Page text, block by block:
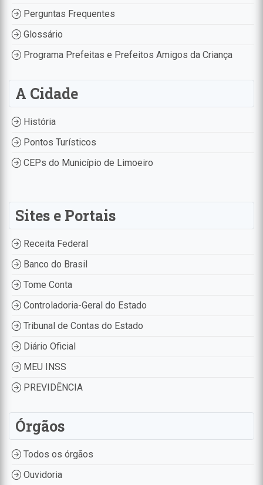
Perguntas Frequentes
Glossário
Programa Prefeitas e Prefeitos Amigos da Criança
A Cidade
História
Pontos Turísticos
CEPs do Município de Limoeiro
Sites e Portais
Receita Federal
Banco do Brasil
Tome Conta
Controladoria-Geral do Estado
Tribunal de Contas do Estado
Diário Oficial
MEU INSS
PREVIDÊNCIA
Órgãos
Todos os órgãos
Ouvidoria